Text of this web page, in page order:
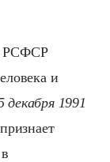
РСФСР
и
декабря 1991